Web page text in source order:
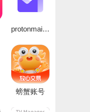
protonmail邮箱
螃蟹账号